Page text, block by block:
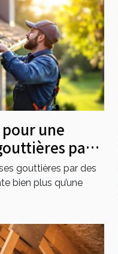
une
par
?
gouttières par des
bien plus qu’une